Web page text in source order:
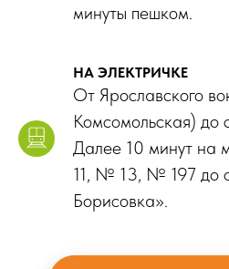
минуты пешком.
НА ЭЛЕКТРИЧКЕ
От Ярославского
Комсомольская)
Далее 10 минут
11, № 13, № 197 до
Борисовка».